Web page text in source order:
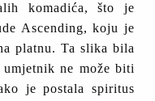
komadića, što je
Ascending, koju je
platnu. Ta slika bila
ne može biti
je postala spiritus